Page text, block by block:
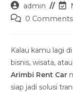
Post
author:
admin
last
Post0 Comments
Kalau kamu lagi
bisnis, wisata,
Arimbi Rent Car
siap jadi solusi